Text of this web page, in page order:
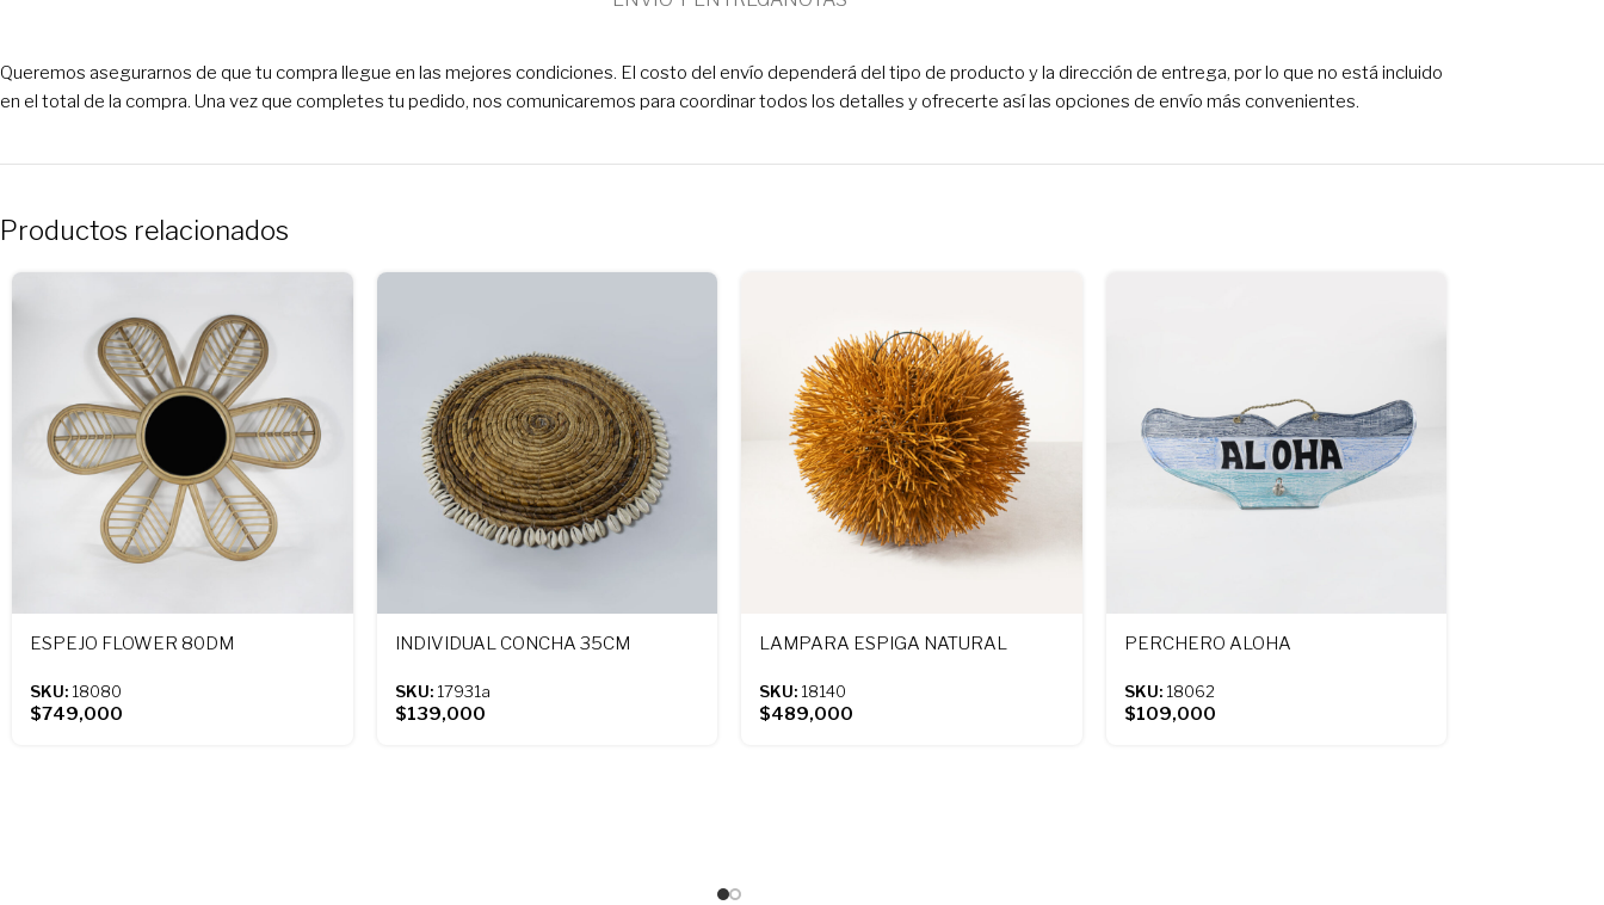
Queremos asegurarnos de que tu compra llegue en las mejores condiciones. El costo del envío dependerá del tipo de producto y la dirección de entrega, por lo que no está incluido
en el total de la compra. Una vez que completes tu pedido, nos comunicaremos para coordinar todos los detalles y ofrecerte así las opciones de envío más convenientes.
Productos relacionados
ESPEJO FLOWER 80DM
SKU: 18080
$749,000
INDIVIDUAL CONCHA 35CM
SKU: 17931a
$139,000
LAMPARA ESPIGA NATURAL
SKU: 18140
$489,000
PERCHERO ALOHA
SKU: 18062
$109,000